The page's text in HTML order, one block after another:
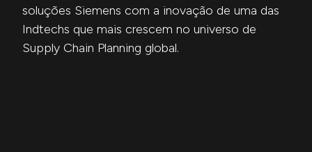
soluções Siemens com a inovação de uma das
Indtechs que mais crescem no universo de
Supply Chain Planning global.